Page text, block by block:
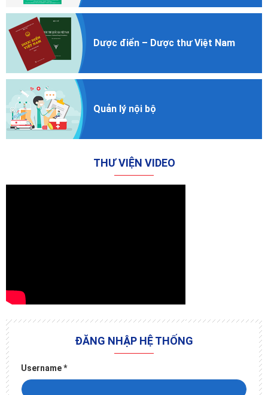
Dược điển – Dược thưViệt Nam
Quản lý nội bộ
THƯ VIỆN VIDEO
ĐĂNG NHẬP HỆ THỐNG
Username*